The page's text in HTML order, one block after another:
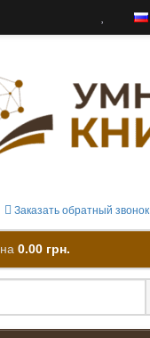
Заказать обратный звонок
на 0.00 грн.